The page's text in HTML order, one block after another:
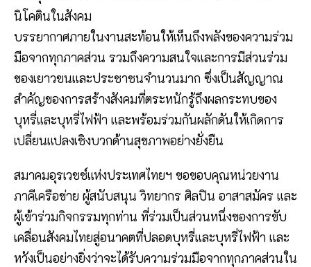
นิโคตินในสังคม
บรรยากาศภายในงานสะท้อนให้เห็นถึงพลังของความร่วม
มือจากทุกภาคส่วน รวมถึงความสนใจและการมีส่วนร่วม
ของเยาวชนและประชาชนจำนวนมาก ซึ่งเป็นสัญญาณ
สำคัญของการสร้างสังคมที่ตระหนักรู้ถึงผลกระทบของ
บุหรี่และบุหรี่ไฟฟ้า และพร้อมร่วมกันผลักดันให้เกิดการ
เปลี่ยนแปลงเชิงบวกด้านสุขภาพอย่างยั่งยืน
สมาคมอุรเวชช์แห่งประเทศไทยฯ ขอขอบคุณหน่วยงาน
ภาคีเครือข่าย ผู้สนับสนุน วิทยากร ศิลปิน อาสาสมัคร และ
ผู้เข้าร่วมกิจกรรมทุกท่าน ที่ร่วมเป็นส่วนหนึ่งของการขับ
เคลื่อนสังคมไทยสู่อนาคตที่ปลอดบุหรี่และบุหรี่ไฟฟ้า และ
หวังเป็นอย่างยิ่งว่าจะได้รับความร่วมมือจากทุกภาคส่วนใน